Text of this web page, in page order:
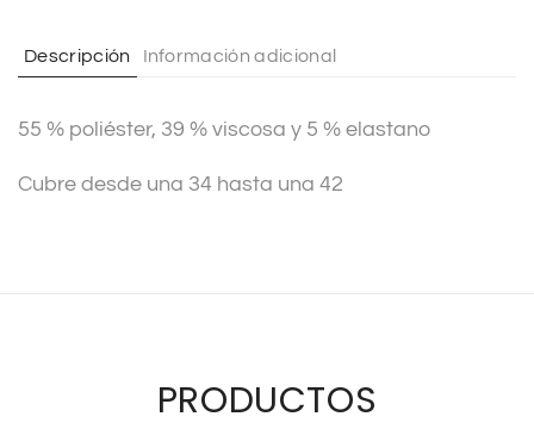
i
e
:
Descripción Información adicional
55 % poliéster, 39 % viscosa y 5 % elastano
Cubre desde una 34 hasta una 42
PRODUCTOS